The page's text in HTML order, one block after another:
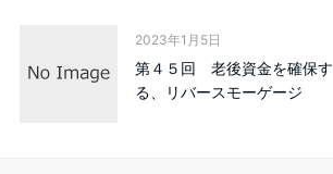
2023年1月5日
第４５回 老後資金を確保す
る、リバースモーゲージ